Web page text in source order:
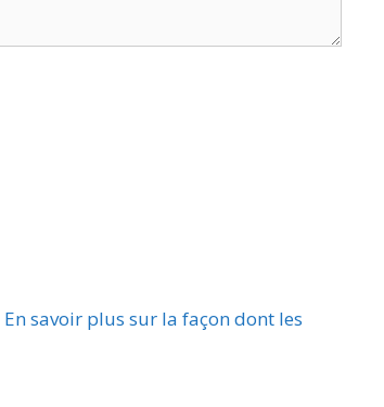
En savoir plus sur la façon dont les